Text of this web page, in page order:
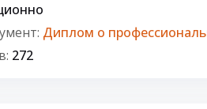
Диплом о
272